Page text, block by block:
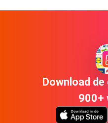
Download
900+